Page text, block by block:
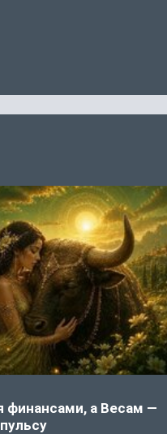
финансами, а Весам —